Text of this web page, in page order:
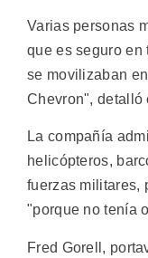
Varias personas
que es seguro en
se movilizaban
Chevron", detalló
La compañía
helicópteros,
fuerzas militares,
"porque no tenía
Fred Gorell,